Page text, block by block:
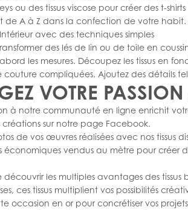
ou des tissus viscose pour créer des t-
de A à Z dans la confection de votre
avec des techniques simples
des lés de lin ou de toile en
les mesures. Découpez les tissus en
compliquées. Ajoutez des détails
VOTRE
à notre communauté en ligne enrichit
créations sur notre page Facebook.
de vos œuvres réalisées avec nos tissus
économiques vendus au mètre pour
découvrir les multiples avantages des
ces tissus multiplient vos possibilités
occasion en or pour concrétiser vos